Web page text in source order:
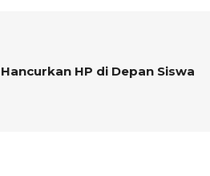
HP di Depan Siswa